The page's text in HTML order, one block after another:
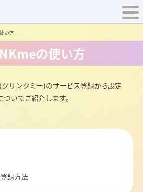
い方
の使い方
リンクミー)のサービス登録から設定
いてご紹介します。
録方法